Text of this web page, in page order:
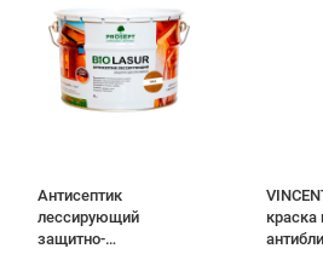
Антисептик
лессирующий
защитно-
краска